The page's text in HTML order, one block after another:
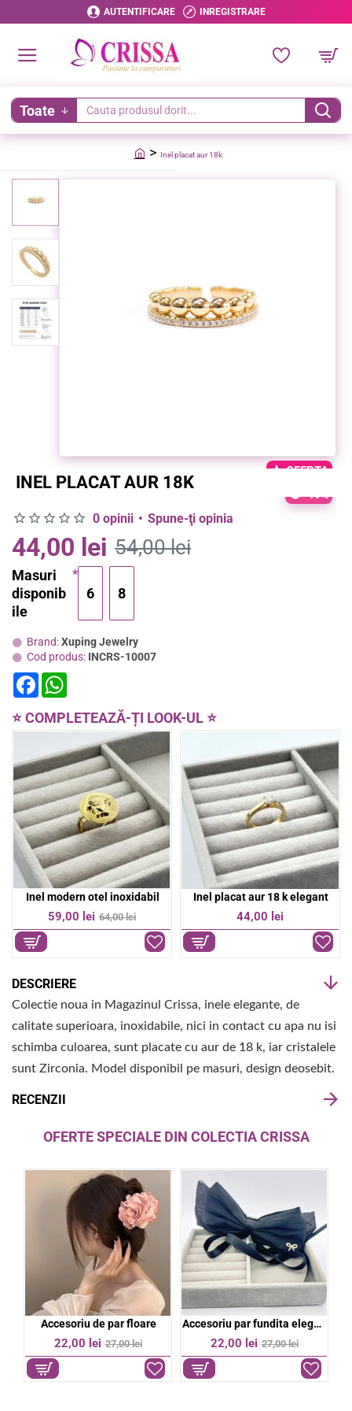
AUTENTIFICARE INREGISTRARE
Toate
Cauta
produsul
Inel placat aur 18k
OFERTA
-19%
INEL PLACAT AUR 18K
Brand:Xuping Jewelry
Cod produs: INCRS-10007
0 opinii • Spune-ţi opinia
44,00 lei 54,00 lei
Masuri
disponib
ile
6 8
F
a
e
b
o
k
t
s
p
p
⭐ COMPLETEAZĂ-ȚI LOOK-UL ⭐
OFERTA
-8%
Inel modern otel inoxidabil
59,00 lei 64,00 lei
Inel placat aur 18 k elegant
44,00 lei
DESCRIERE
Colectie noua in Magazinul Crissa, inele elegante, de
calitate superioara, inoxidabile, nici in contact cu apa nu isi
schimba culoarea, sunt placate cu aur de 18 k, iar cristalele
sunt Zirconia. Model disponibil pe masuri, design deosebit.
RECENZII
OFERTE SPECIALE DIN COLECTIA CRISSA
-19%
Accesoriu de par floare
22,00 lei 27,00 lei
-19%Accesoriu par fundita eleganta
22,00 lei 27,00 lei